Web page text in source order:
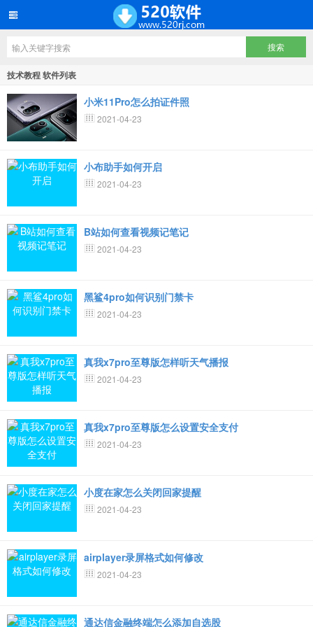
技术教程 软件列表
小米11Pro怎么拍证件照
2021-04-23
小布助手如何开启
2021-04-23
B站如何查看视频记笔记
2021-04-23
黑鲨4pro如何识别门禁卡
2021-04-23
真我x7pro至尊版怎样听天气播报
2021-04-23
真我x7pro至尊版怎么设置安全支付
2021-04-23
小度在家怎么关闭回家提醒
2021-04-23
airplayer录屏格式如何修改
2021-04-23
通达信金融终端怎么添加自选股